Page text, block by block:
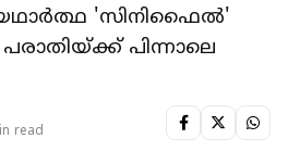
'സിനിഫൈൽ'
പിന്നാലെ
read